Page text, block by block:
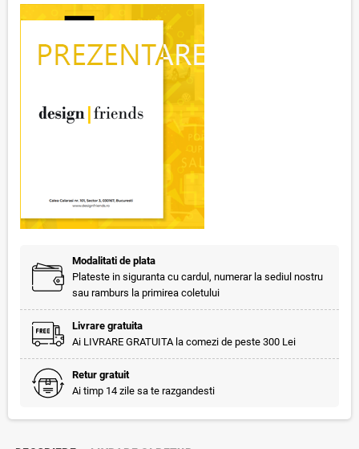
Modalitati de plata
Plateste in siguranta cu cardul, numerar la sediul nostru
sau ramburs la primirea coletului
Livrare gratuita
Ai LIVRARE GRATUITA la comezi de peste 300 Lei
Retur gratuit
Ai timp 14 zile sa te razgandesti